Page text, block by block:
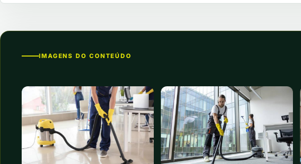
IMAGENS DO CONTEÚDO